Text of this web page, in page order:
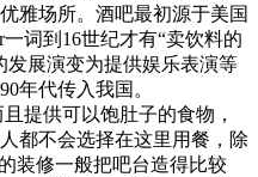
雅场所。酒吧最初源于美国
词到16世纪才有“卖饮料的
发展演变为提供娱乐表演等
年代传入我国。
提供可以饱肚子的食物，
都不会选择在这里用餐，除
装修一般把吧台造得比较